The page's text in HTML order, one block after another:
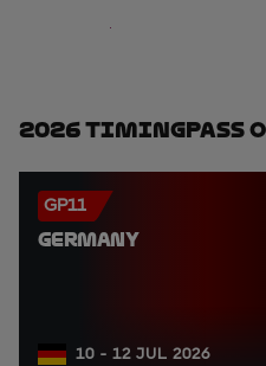
2026 TimingPass
GP11
GERMANY
10 - 12 JUL 2026